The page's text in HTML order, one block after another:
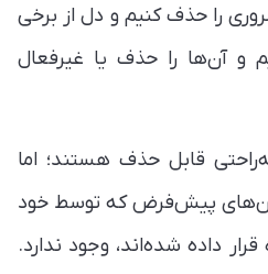
را حذف کنیم و دل از برخی
و آن‌ها را حذف یا غیرفعال
قابل حذف هستند؛ اما
پیش‌فرض که توسط خود
داده شده‌اند، وجود ندارد.